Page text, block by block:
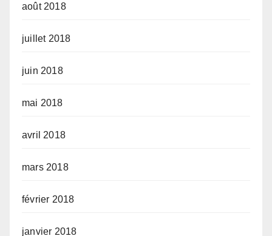
août 2018
juillet 2018
juin 2018
mai 2018
avril 2018
mars 2018
février 2018
janvier 2018